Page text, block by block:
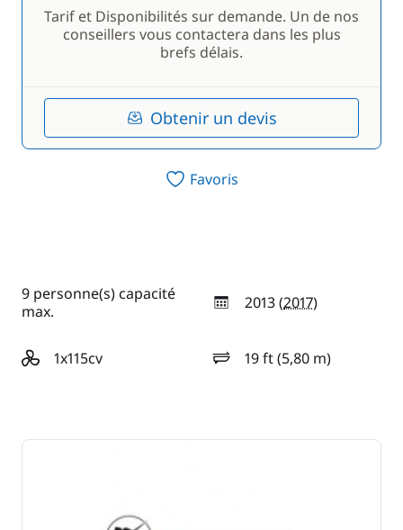
Tarif et Disponibilités sur demande. Un de nos
conseillers vous contactera dans les plus
brefs délais.
Obtenir un devis
Favoris
9 personne(s) capacité
max.
2013 (2017)
année
1x115cv
motorisation 19 ft (5,80 m)
longueur